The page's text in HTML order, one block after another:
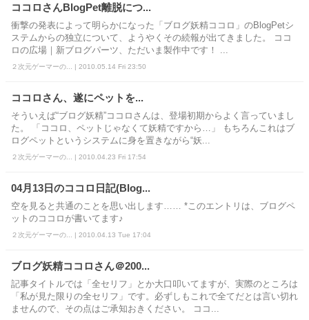
ココロさんBlogPet離脱につ...
衝撃の発表によって明らかになった「ブログ妖精ココロ」のBlogPetシ
ステムからの独立について、ようやくその続報が出てきました。 ココ
ロの広場｜新ブログパーツ、ただいま製作中です！ ...
２次元ゲーマーの... | 2010.05.14 Fri 23:50
ココロさん、遂にペットを...
そういえば“ブログ妖精”ココロさんは、登場初期からよく言っていまし
た。 「ココロ、ペットじゃなくて妖精ですから…」 もちろんこれはブ
ログペットというシステムに身を置きながら“妖...
２次元ゲーマーの... | 2010.04.23 Fri 17:54
04月13日のココロ日記(Blog...
空を見ると共通のことを思い出します…… *このエントリは、ブログペ
ットのココロが書いてます♪
２次元ゲーマーの... | 2010.04.13 Tue 17:04
ブログ妖精ココロさん＠200...
記事タイトルでは「全セリフ」とか大口叩いてますが、実際のところは
「私が見た限りの全セリフ」です。必ずしもこれで全てだとは言い切れ
ませんので、その点はご承知おきください。 ココ...